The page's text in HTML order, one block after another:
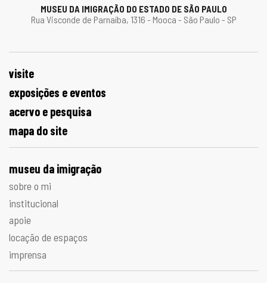
MUSEU DA IMIGRAÇÃO DO ESTADO DE SÃO PAULO
Rua Visconde de Parnaíba, 1316 - Mooca - São Paulo - SP
visite
exposições e eventos
acervo e pesquisa
mapa do site
museu da imigração
sobre o mi
institucional
apoie
locação de espaços
imprensa